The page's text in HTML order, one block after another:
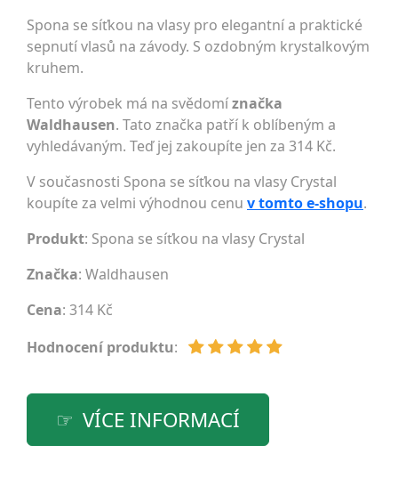
Spona se síťkou na vlasy pro elegantní a praktické
sepnutí vlasů na závody. S ozdobným krystalkovým
kruhem.
Tento výrobek má na svědomíznačka
Waldhausen. Tato značka patří k oblíbeným a
vyhledávaným. Teď jej zakoupíte jen za 314 Kč.
V současnosti Spona se síťkou na vlasy Crystal
koupíte za velmi výhodnou cenu v tomto e-shopu.
Produkt: Spona se síťkou na vlasy Crystal
Značka: Waldhausen
Cena: 314 Kč
Hodnocení produktu:
VÍCE INFORMACÍ